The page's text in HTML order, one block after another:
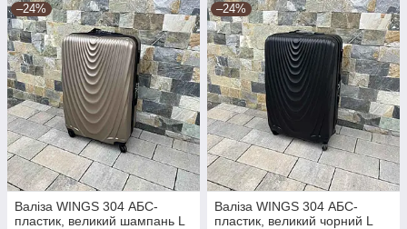
–24%
Валіза WINGS 304 АБС-
пластик, великий шампань L
–24%
Валіза WINGS 304 АБС-
пластик, великий чорний L